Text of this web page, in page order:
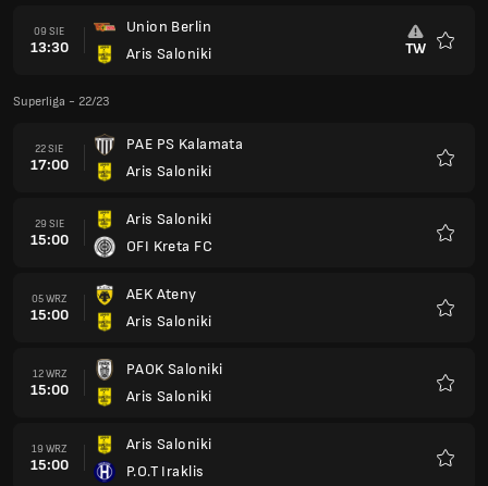
09 SIE
13:30
Union Berlin
Aris Saloniki
TW
Superliga - 22/23
22 SIE
17:00
PAE PS Kalamata
Aris Saloniki
29 SIE
15:00
Aris Saloniki
OFI Kreta FC
05 WRZ
15:00
AEK Ateny
Aris Saloniki
12 WRZ
15:00
PAOK Saloniki
Aris Saloniki
19 WRZ
15:00
Aris Saloniki
P.O.T Iraklis